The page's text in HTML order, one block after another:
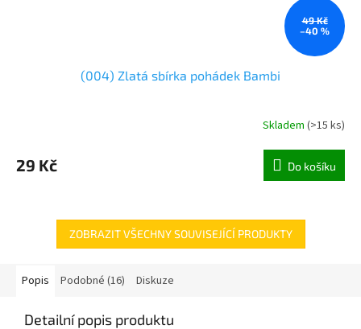
49 Kč
–40 %
(004) Zlatá sbírka pohádek Bambi
Skladem (>15 ks)
29 Kč Do košíku
ZOBRAZIT VŠECHNY SOUVISEJÍCÍ PRODUKTY
Popis Podobné (16) Diskuze
Detailní popis produktu